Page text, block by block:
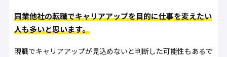
同業他社の転職でキャリアアップを目的に仕事を変えたい
人も多いと思います。
現職でキャリアアップが見込めないと判断した可能性もあるで